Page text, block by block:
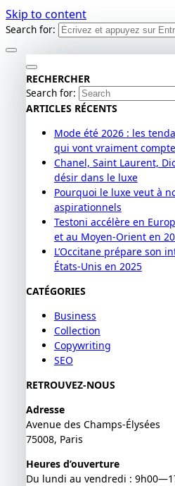
Skip to content
Search for:
RECHERCHER
Search for:
ARTICLES RÉCENTS
Mode été 2026 : les
qui vont vraiment
Chanel, Saint Laurent,
désir dans le luxe
Pourquoi le luxe veut à
aspirationnels
Testoni accélère en
et au Moyen-Orient en
L’Occitane prépare son
États-Unis en 2025
CATÉGORIES
Business
Collection
Copywriting
SEO
RETROUVEZ-NOUS
Adresse
Avenue des Champs-Élysées
75008, Paris
Heures d’ouverture
Du lundi au vendredi :